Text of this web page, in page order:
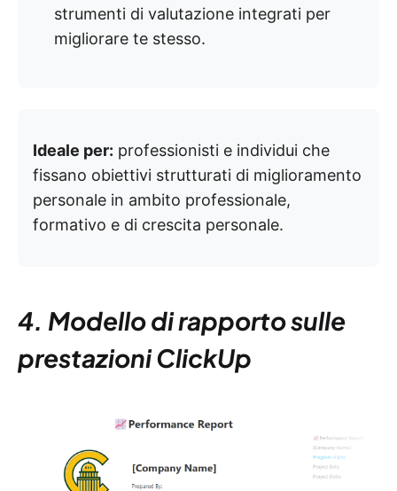
strumenti di valutazione integrati per
migliorare te stesso.
Ideale per: professionisti e individui che
fissano obiettivi strutturati di miglioramento
personale in ambito professionale,
formativo e di crescita personale.
4. Modello di rapporto sulle
prestazioni ClickUp